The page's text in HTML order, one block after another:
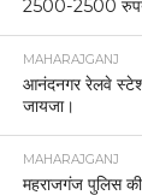
2500-2500 रुपये
MAHARAJGANJ
आनंदनगर रेलवे
जायजा।
MAHARAJGANJ
महराजगंज पुलिस की